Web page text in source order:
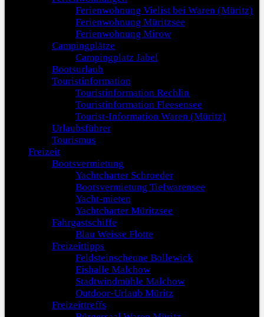
Ferienwohnung Vielist bei Waren (Müritz)
Ferienwohnung Müritzsee
Ferienwohnung Mirow
Campingplätze
Campingplatz Jabel
Bootsurlaub
Touristinformation
Touristinformation Rechlin
Touristinformation Fleesensee
Tourist-Information Waren (Müritz)
Urlaubsführer
Tourismus
Freizeit
Bootsvermietung
Yachtcharter Schroeder
Bootsvermietung Tiefwarensee
Yacht-mieten
Yachtcharter Müritzsee
Fahrgastschiffe
Blau Weisse Flotte
Freizeittipps
Feldsteinscheune Bollewick
Eishalle Malchow
Stadtwindmühle Malchow
Outdoor-Urlaub Müritz
Freizeittreffs